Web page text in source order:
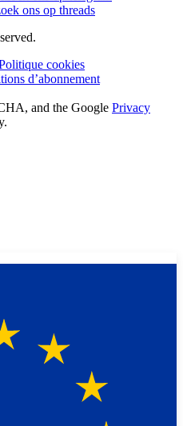
ons op threads
cookies
d’abonnement
and the Google Privacy